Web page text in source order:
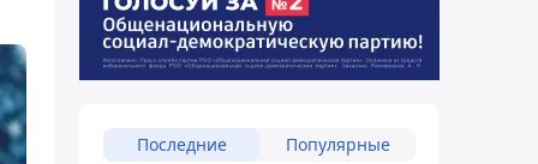
Последние Популярные